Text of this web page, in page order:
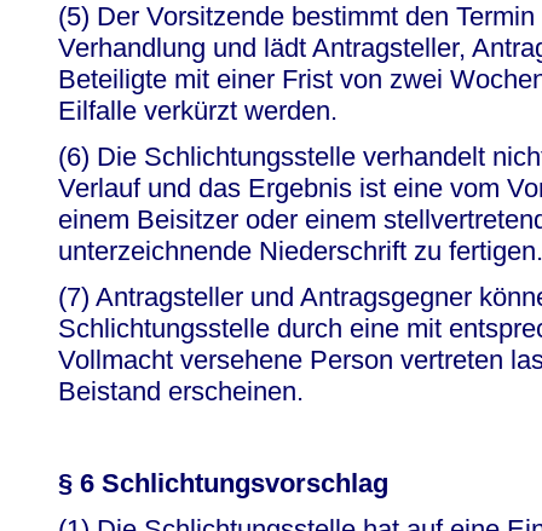
(5) Der Vorsitzende bestimmt den
Verhandlung und lädt Antragsteller,
Beteiligte mit einer Frist von zwei
Eilfalle verkürzt werden.
(6) Die Schlichtungsstelle verhandelt
Verlauf und das Ergebnis ist eine vom
einem Beisitzer oder einem
unterzeichnende Niederschrift zu fertigen.
(7) Antragsteller und Antragsgegner
Schlichtungsstelle durch eine mit
Vollmacht versehene Person vertreten
Beistand erscheinen.
§ 6 Schlichtungsvorschlag